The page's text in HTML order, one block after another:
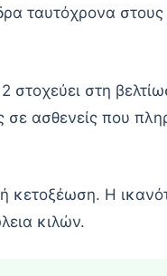
ταυτόχρονα στους
στη
σε ασθενείς που
κετοξέωση. Η
κιλών.